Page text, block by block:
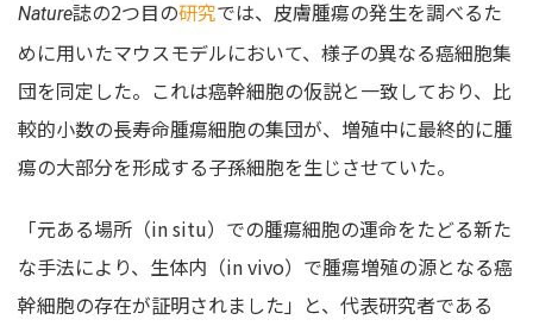
Nature誌の2つ目の研究では、皮膚腫瘍の発生を調べるた
めに用いたマウスモデルにおいて、様子の異なる癌細胞集
団を同定した。これは癌幹細胞の仮説と一致しており、比
較的小数の長寿命腫瘍細胞の集団が、増殖中に最終的に腫
瘍の大部分を形成する子孫細胞を生じさせていた。
「元ある場所（in situ）での腫瘍細胞の運命をたどる新た
な手法により、生体内（in vivo）で腫瘍増殖の源となる癌
幹細胞の存在が証明されました」と、代表研究者である